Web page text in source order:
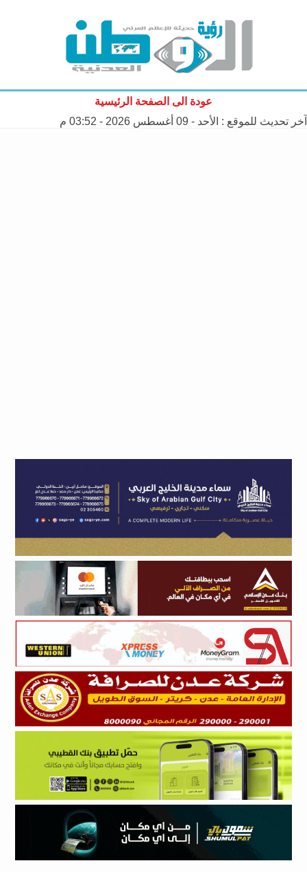
عودة الى الصفحة الرئيسية
آخر تحديث للموقع : الأحد - 09 أغسطس 2026 - 03:52 م